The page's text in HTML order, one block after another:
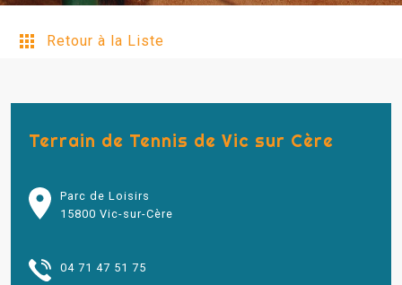
Retour à la Liste
Terrain de Tennis de Vic sur Cère
Parc de Loisirs
15800 Vic-sur-Cère
04 71 47 51 75